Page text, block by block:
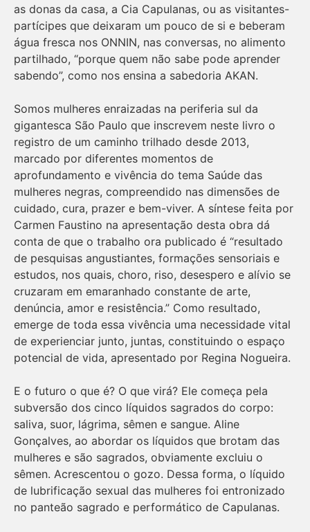
as donas da casa, a Cia Capulanas, ou as visitantes-
partícipes que deixaram um pouco de si e beberam
água fresca nos ONNIN, nas conversas, no alimento
partilhado, “porque quem não sabe pode aprender
sabendo”, como nos ensina a sabedoria AKAN.
Somos mulheres enraizadas na periferia sul da
gigantesca São Paulo que inscrevem neste livro o
registro de um caminho trilhado desde 2013,
marcado por diferentes momentos de
aprofundamento e vivência do tema Saúde das
mulheres negras, compreendido nas dimensões de
cuidado, cura, prazer e bem-viver. A síntese feita por
Carmen Faustino na apresentação desta obra dá
conta de que o trabalho ora publicado é “resultado
de pesquisas angustiantes, formações sensoriais e
estudos, nos quais, choro, riso, desespero e alívio se
cruzaram em emaranhado constante de arte,
denúncia, amor e resistência.” Como resultado,
emerge de toda essa vivência uma necessidade vital
de experienciar junto, juntas, constituindo o espaço
potencial de vida, apresentado por Regina Nogueira.
E o futuro o que é? O que virá? Ele começa pela
subversão dos cinco líquidos sagrados do corpo:
saliva, suor, lágrima, sêmen e sangue. Aline
Gonçalves, ao abordar os líquidos que brotam das
mulheres e são sagrados, obviamente excluiu o
sêmen. Acrescentou o gozo. Dessa forma, o líquido
de lubrificação sexual das mulheres foi entronizado
no panteão sagrado e performático de Capulanas.